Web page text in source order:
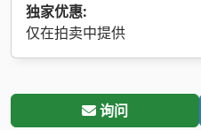
独家优惠:
仅在拍卖中提供
询问